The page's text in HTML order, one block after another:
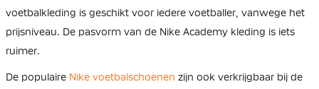
voetbalkleding is geschikt voor iedere voetballer, vanwege het
prijsniveau. De pasvorm van de Nike Academy kleding is iets
ruimer.
De populaire Nike voetbalschoenen zijn ook verkrijgbaar bij de